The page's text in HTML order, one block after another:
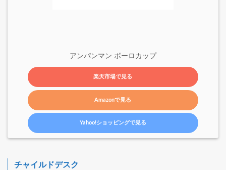
アンパンマン ボーロカップ
楽天市場で見る
Amazonで見る
Yahoo!ショッピングで見る
チャイルドデスク